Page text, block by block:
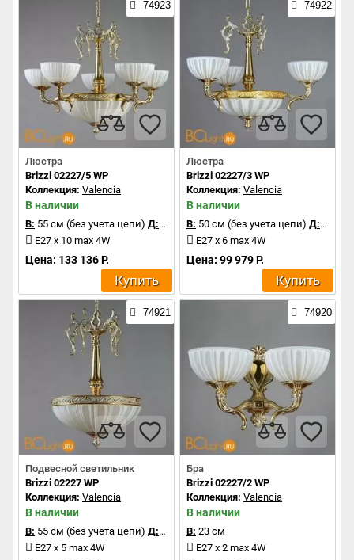
74923
Люстра
Brizzi 02227/5 WP
Коллекция: Valencia
В наличии
В: 55 см (без учета цепи) Д:74 см
E27 x 10 max 4W
Цена: 133 136 Р.
Купить
74922
Люстра
Brizzi 02227/3 WP
Коллекция: Valencia
В наличии
В: 50 см (без учета цепи) Д:60 см
E27 x 6 max 4W
Цена: 99 979 Р.
Купить
74921
Подвесной светильник
Brizzi 02227 WP
Коллекция: Valencia
В наличии
В: 55 см (без учета цепи) Д:35 см
E27 x 5 max 4W
74920
Бра
Brizzi 02227/2 WP
Коллекция: Valencia
В наличии
В: 23 см
E27 x 2 max 4W